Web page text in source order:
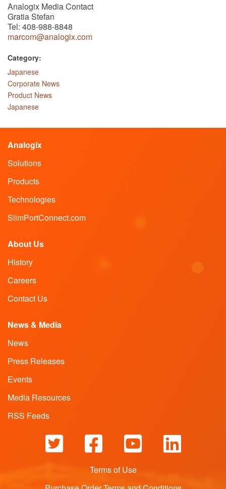
Analogix Media Contact
Gratia Stefan
Tel: 408-988-8848
marcom@analogix.com
Category:
Japanese
Corporate News
Product News
Japanese
Analogix
Solutions
Products
Technologies
SlimPortConnect.com
About Us
History
Careers
Contact Us
News & Media
News
Press Releases
Events
Media Resources
RSS Feeds
Terms of Use